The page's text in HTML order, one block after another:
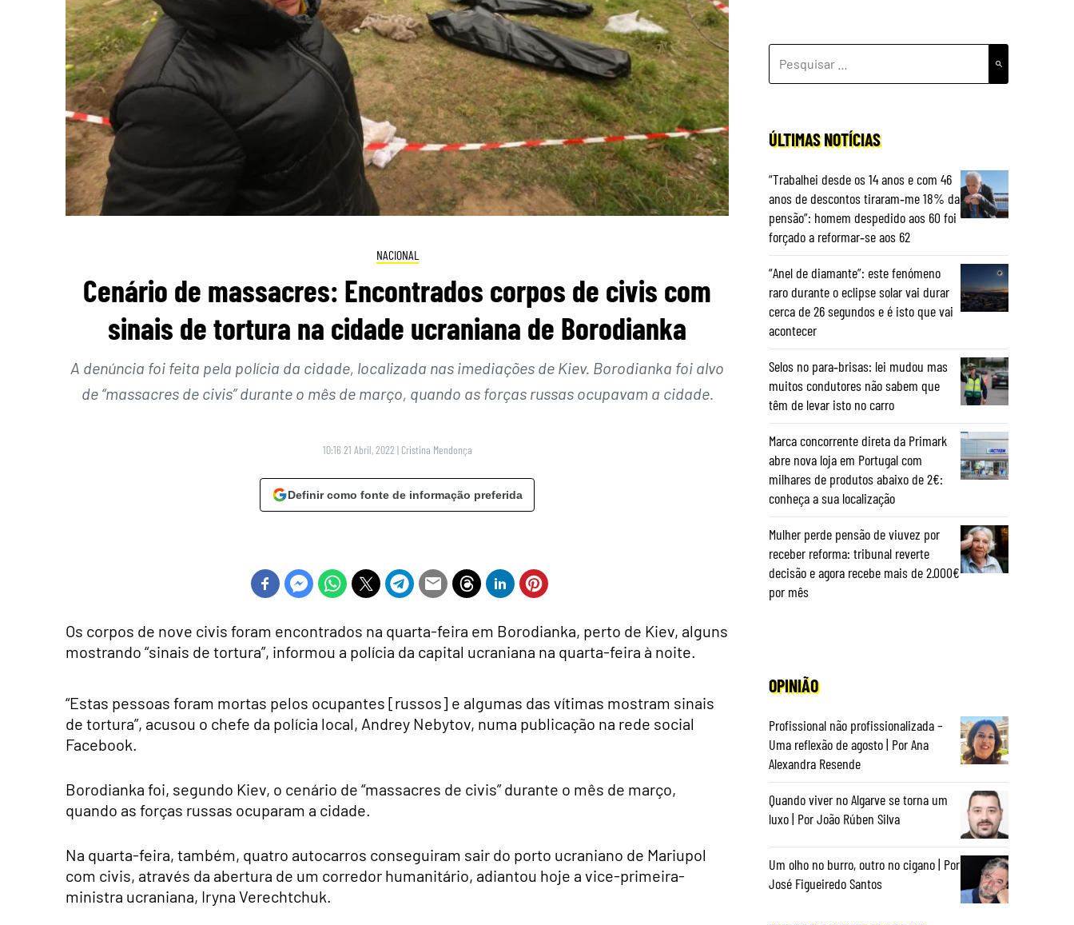
NACIONAL
Cenário de massacres: Encontrados corpos de civis com
sinais de tortura na cidade ucraniana de Borodianka
A denúncia foi feita pela polícia da cidade, localizada nas imediações de Kiev. Borodianka foi alvo
de “massacres de civis” durante o mês de março, quando as forças russas ocupavam a cidade.
10:16 21 Abril, 2022 | Cristina Mendonça
Definir como fonte de informação preferida
Os corpos de nove civis foram encontrados na quarta-feira em Borodianka, perto de Kiev, alguns
mostrando “sinais de tortura”, informou a polícia da capital ucraniana na quarta-feira à noite.
“Estas pessoas foram mortas pelos ocupantes [russos] e algumas das vítimas mostram sinais
de tortura”, acusou o chefe da polícia local, Andrey Nebytov, numa publicação na rede social
Facebook.
Borodianka foi, segundo Kiev, o cenário de “massacres de civis” durante o mês de março,
quando as forças russas ocuparam a cidade.
Na quarta-feira, também, quatro autocarros conseguiram sair do porto ucraniano de Mariupol
com civis, através da abertura de um corredor humanitário, adiantou hoje a vice-primeira-
ministra ucraniana, Iryna Verechtchuk.
POR:
ÚLTIMAS NOTÍCIAS
“Trabalhei desde os 14 anos e com 46
anos de descontos tiraram‑me 18% da
pensão”: homem despedido aos 60 foi
forçado a reformar‑se aos 62
“Anel de diamante”: este fenómeno
raro durante o eclipse solar vai durar
cerca de 26 segundos e é isto que vai
acontecer
Selos no para‑brisas: lei mudou mas
muitos condutores não sabem que
têm de levar isto no carro
Marca concorrente direta da Primark
abre nova loja em Portugal com
milhares de produtos abaixo de 2€:
conheça a sua localização
Mulher perde pensão de viuvez por
receber reforma: tribunal reverte
decisão e agora recebe mais de 2.000€
por mês
OPINIÃO
Profissional não profissionalizada –
Uma reflexão de agosto | Por Ana
Alexandra Resende
Quando viver no Algarve se torna um
luxo | Por João Rúben Silva
Um olho no burro, outro no cigano | Por
José Figueiredo Santos